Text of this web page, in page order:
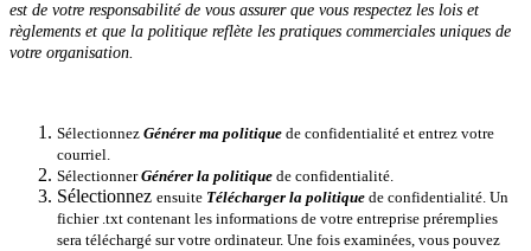
est de votre responsabilité de vous assurer que vous respectez les lois et
règlements et que la politique reflète les pratiques commerciales uniques de
votre organisation.
Sélectionnez Générer ma politique de confidentialité et entrez votre
courriel.
SélectionnerGénérer la politique de confidentialité.
Sélectionnez ensuite Télécharger la politique de confidentialité. Un
fichier .txt contenant les informations de votre entreprise préremplies
sera téléchargé sur votre ordinateur. Une fois examinées, vous pouvez